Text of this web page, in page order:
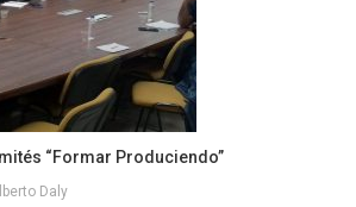
“Formar Produciendo”
Daly